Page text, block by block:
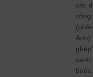
các
công
Anh)
cạnh
buộc